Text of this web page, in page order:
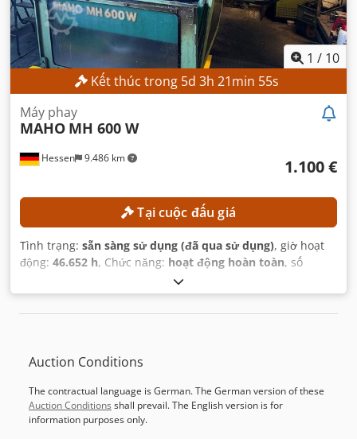
1 / 10
Kết thúc trong 5d 3h 21min 53s
Hessen 9.486 km
Máy phay
MAHO MH 600 W
1.100 €
Tại cuộc đấu giá
Tình trạng: sẵn sàng sử dụng (đã qua sử dụng), giờ hoạt
động: 46.652 h, Chức năng: hoạt động hoàn toàn, số
, chiều dài cấp phôi trục X:
mm, chiều dài cấp phôi trục Y:400 mm, chiều dài hành
trình trục Z:400 mm, tốc độ trục chính (tối đa):4.000
Auction Conditions
The contractual language is German. The German version of these
Auction Conditions shall prevail. The English version is for
information purposes only.